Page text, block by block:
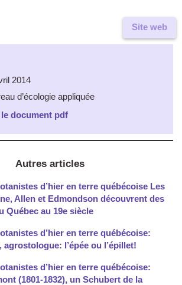
Site web
2014
d’écologie appliquée
document pdf
Autres articles
d’hier en terre québécoise Les
Allen et Edmondson découvrent des
Québec au 19e siècle
d’hier en terre québécoise:
l’épée ou l’épillet!
d’hier en terre québécoise:
(1801-1832), un Schubert de la